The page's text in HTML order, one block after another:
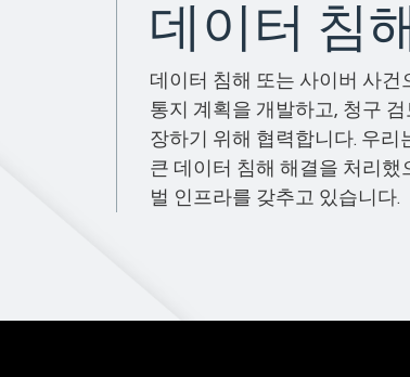
데이터 침
데이터 침해 또는 사이버 사
통지 계획을 개발하고, 청구
장하기 위해 협력합니다. 우
큰 데이터 침해 해결을 처리
벌 인프라를 갖추고 있습니다.